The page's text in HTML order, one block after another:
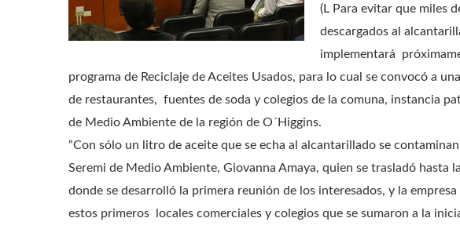
(L Para evitar que miles
descargados al
implementará
programa de Reciclaje de Aceites Usados, para lo cual se convocó a
de restaurantes, fuentes de soda y colegios de la comuna, instancia
de Medio Ambiente de la región de O´Higgins.
“Con sólo un litro de aceite que se echa al alcantarillado se
Seremi de Medio Ambiente, Giovanna Amaya, quien se trasladó hasta
donde se desarrolló la primera reunión de los interesados, y la
estos primeros locales comerciales y colegios que se sumaron a la